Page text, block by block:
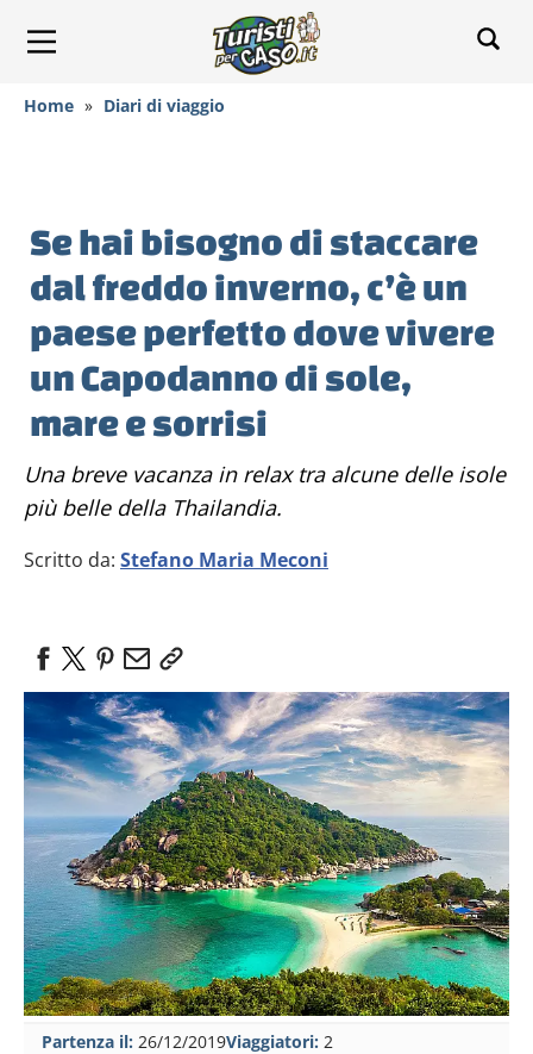
Home » Diari di viaggio
Se hai bisogno di staccare
dal freddo inverno, c’è un
paese perfetto dove vivere
un Capodanno di sole,
mare e sorrisi
Una breve vacanza in relax tra alcune delle isole
più belle della Thailandia.
Scritto da: Stefano Maria Meconi
Partenza il: 26/12/2019Viaggiatori: 2